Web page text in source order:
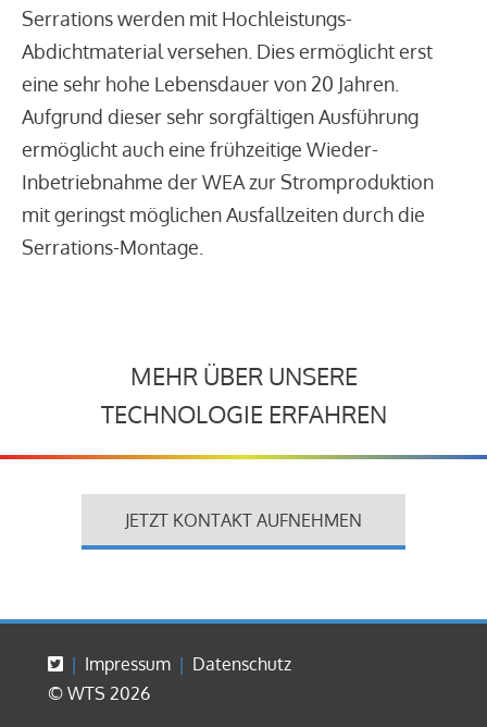
Serrations werden mit Hochleistungs-
Abdichtmaterial versehen. Dies ermöglicht erst
eine sehr hohe Lebensdauer von 20 Jahren.
Aufgrund dieser sehr sorgfältigen Ausführung
ermöglicht auch eine frühzeitige Wieder-
Inbetriebnahme der WEA zur Stromproduktion
mit geringst möglichen Ausfallzeiten durch die
Serrations-Montage.
MEHR ÜBER UNSERE
TECHNOLOGIE ERFAHREN
JETZT KONTAKT AUFNEHMEN
Impressum
Datenschutz
© WTS 2026